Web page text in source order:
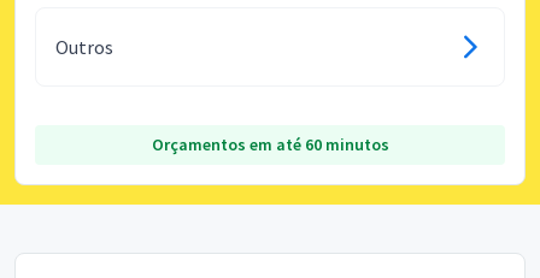
Outros
Orçamentos em até 60 minutos